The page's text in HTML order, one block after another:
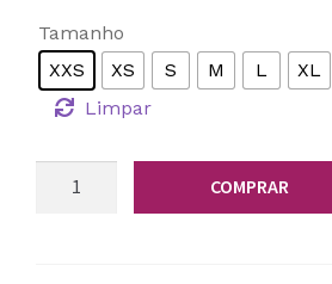
Tamanho
XXS
XS S M L
XL
Limpar
COMPRAR